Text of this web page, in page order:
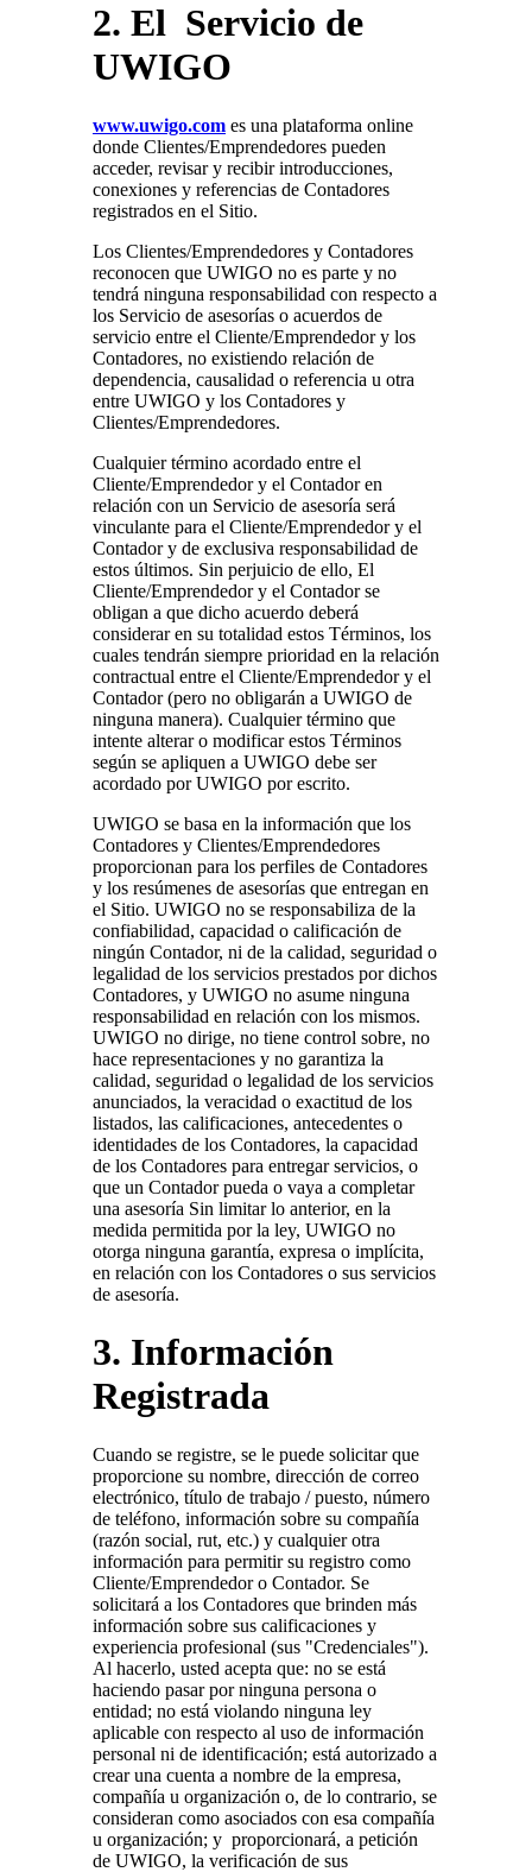
2. El Servicio de
UWIGO
www.uwigo.com es una plataforma online
donde Clientes/Emprendedores pueden
acceder, revisar y recibir introducciones,
conexiones y referencias de Contadores
registrados en el Sitio.
Los Clientes/Emprendedores y Contadores
reconocen que UWIGO no es parte y no
tendrá ninguna responsabilidad con respecto a
los Servicio de asesorías o acuerdos de
servicio entre el Cliente/Emprendedor y los
Contadores, no existiendo relación de
dependencia, causalidad o referencia u otra
entre UWIGO y los Contadores y
Clientes/Emprendedores.
Cualquier término acordado entre el
Cliente/Emprendedor y el Contador en
relación con un Servicio de asesoría será
vinculante para el Cliente/Emprendedor y el
Contador y de exclusiva responsabilidad de
estos últimos. Sin perjuicio de ello, El
Cliente/Emprendedor y el Contador se
obligan a que dicho acuerdo deberá
considerar en su totalidad estos Términos, los
cuales tendrán siempre prioridad en la relación
contractual entre el Cliente/Emprendedor y el
Contador (pero no obligarán a UWIGO de
ninguna manera). Cualquier término que
intente alterar o modificar estos Términos
según se apliquen a UWIGO debe ser
acordado por UWIGO por escrito.
UWIGO se basa en la información que los
Contadores y Clientes/Emprendedores
proporcionan para los perfiles de Contadores
y los resúmenes de asesorías que entregan en
el Sitio. UWIGO no se responsabiliza de la
confiabilidad, capacidad o calificación de
ningún Contador, ni de la calidad, seguridad o
legalidad de los servicios prestados por dichos
Contadores, y UWIGO no asume ninguna
responsabilidad en relación con los mismos.
UWIGO no dirige, no tiene control sobre, no
hace representaciones y no garantiza la
calidad, seguridad o legalidad de los servicios
anunciados, la veracidad o exactitud de los
listados, las calificaciones, antecedentes o
identidades de los Contadores, la capacidad
de los Contadores para entregar servicios, o
que un Contador pueda o vaya a completar
una asesoría Sin limitar lo anterior, en la
medida permitida por la ley, UWIGO no
otorga ninguna garantía, expresa o implícita,
en relación con los Contadores o sus servicios
de asesoría.
3. Información
Registrada
Cuando se registre, se le puede solicitar que
proporcione su nombre, dirección de correo
electrónico, título de trabajo / puesto, número
de teléfono, información sobre su compañía
(razón social, rut, etc.) y cualquier otra
información para permitir su registro como
Cliente/Emprendedor o Contador. Se
solicitará a los Contadores que brinden más
información sobre sus calificaciones y
experiencia profesional (sus "Credenciales").
Al hacerlo, usted acepta que: no se está
haciendo pasar por ninguna persona o
entidad; no está violando ninguna ley
aplicable con respecto al uso de información
personal ni de identificación; está autorizado a
crear una cuenta a nombre de la empresa,
compañía u organización o, de lo contrario, se
consideran como asociados con esa compañía
u organización; y proporcionará, a petición
de UWIGO, la verificación de sus